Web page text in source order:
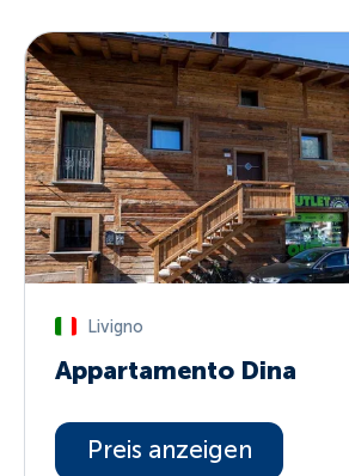
Livigno
Appartamento Dina
Preis anzeigen